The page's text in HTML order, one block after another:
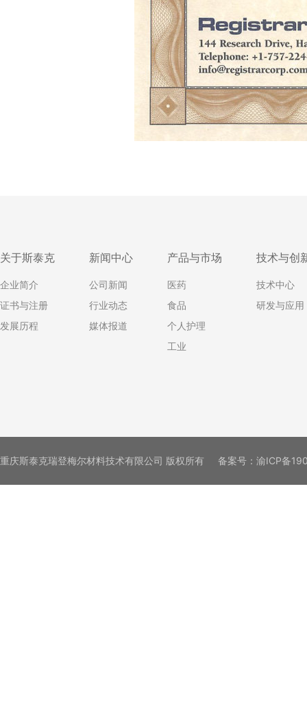
关于斯泰克
企业简介
证书与注册
发展历程
新闻中心
公司新闻
行业动态
媒体报道
产品与市场
医药
食品
个人护理
工业
技术与创
技术中心
研发与应用
重庆斯泰克瑞登梅尔材料技术有限公司 版权所有 备案号： 渝ICP备